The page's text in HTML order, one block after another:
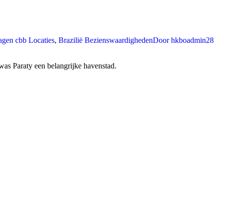
cbb Locaties, Brazilië BezienswaardighedenDoorhkboadmin28
Paraty een belangrijke havenstad.